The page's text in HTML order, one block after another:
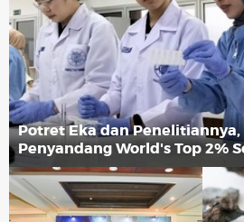
Potret Eka dan Penelitiannya,
Penyandang World's Top 2%